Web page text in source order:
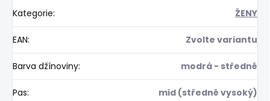
Kategorie: ŽENY
EAN: Zvolte variantu
Barva džínoviny: modrá - středně
Pas: mid (středně vysoký)